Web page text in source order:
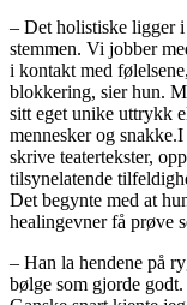
– Det holistiske ligger
stemmen. Vi jobber
i kontakt med
blokkering, sier hun.
sitt eget unike uttrykk
mennesker og
skrive teatertekster,
tilsynelatende
Det begynte med at
healingevner få prøve
– Han la hendene på
bølge som gjorde